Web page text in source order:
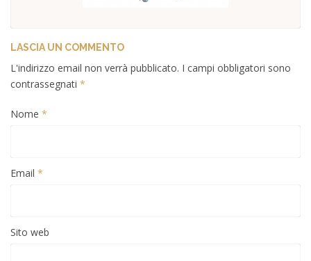
LASCIA UN COMMENTO
L'indirizzo email non verrà pubblicato. I campi obbligatori sono
contrassegnati *
Nome *
Email *
Sito web